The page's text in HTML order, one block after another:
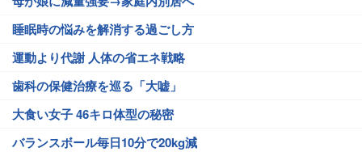
睡眠時の悩みを解消する過ごし方
運動より代謝 人体の省エネ戦略
歯科の保健治療を巡る「大嘘」
大食い女子 46キロ体型の秘密
バランスボール毎日10分で20kg減